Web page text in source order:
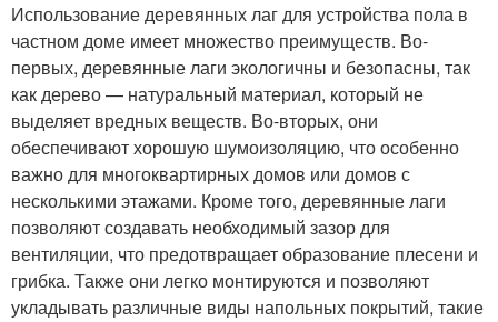
Использование деревянных лаг для устройства пола в
частном доме имеет множество преимуществ. Во-
первых, деревянные лаги экологичны и безопасны, так
как дерево — натуральный материал, который не
выделяет вредных веществ. Во-вторых, они
обеспечивают хорошую шумоизоляцию, что особенно
важно для многоквартирных домов или домов с
несколькими этажами. Кроме того, деревянные лаги
позволяют создавать необходимый зазор для
вентиляции, что предотвращает образование плесени и
грибка. Также они легко монтируются и позволяют
укладывать различные виды напольных покрытий, такие